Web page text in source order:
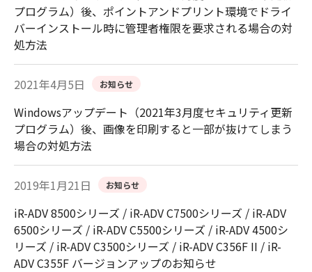
プログラム）後、ポイントアンドプリント環境でドライ
バーインストール時に管理者権限を要求される場合の対
処方法
2021年4月5日 お知らせ
Windowsアップデート（2021年3月度セキュリティ更新
プログラム）後、画像を印刷すると一部が抜けてしまう
場合の対処方法
2019年1月21日 お知らせ
iR-ADV 8500シリーズ / iR-ADV C7500シリーズ / iR-ADV
6500シリーズ / iR-ADV C5500シリーズ / iR-ADV 4500シ
リーズ / iR-ADV C3500シリーズ / iR-ADV C356F II / iR-
ADV C355F バージョンアップのお知らせ